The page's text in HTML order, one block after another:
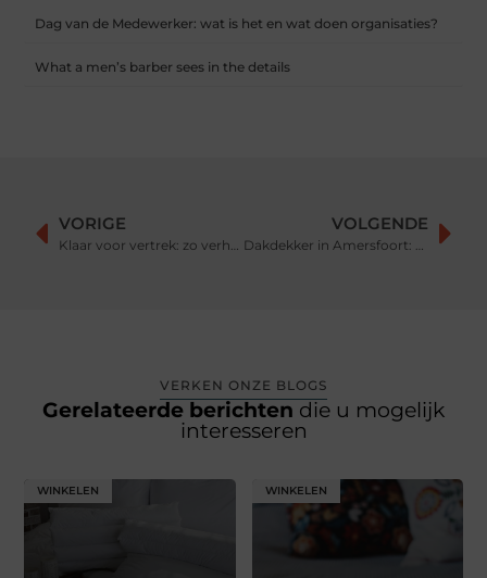
Dag van de Medewerker: wat is het en wat doen organisaties?
What a men’s barber sees in the details
VORIGE
Klaar voor vertrek: zo verhuis je snel en ontspannen
VOLGENDE
Dakdekker in Amersfoort: Waar Moet U Op Letten?
VERKEN ONZE BLOGS
Gerelateerde berichten die u mogelijk
interesseren
WINKELEN WINKELEN